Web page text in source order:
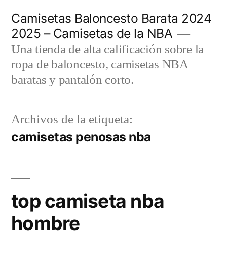
contenido
Camisetas Baloncesto Barata 2024
2025 – Camisetas de la NBA
Una tienda de alta calificación sobre la
ropa de baloncesto, camisetas NBA
baratas y pantalón corto.
Archivos de la etiqueta:
camisetas penosas nba
top camiseta nba
hombre